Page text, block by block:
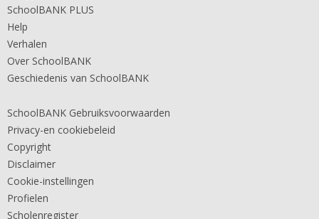
SchoolBANK PLUS
Help
Verhalen
Over SchoolBANK
Geschiedenis van SchoolBANK
SchoolBANK Gebruiksvoorwaarden
Privacy-en cookiebeleid
Copyright
Disclaimer
Cookie-instellingen
Profielen
Scholenregister